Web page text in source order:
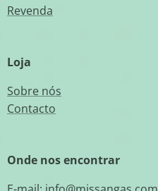
Revenda
Loja
Sobre nós
Contacto
Onde nos encontrar